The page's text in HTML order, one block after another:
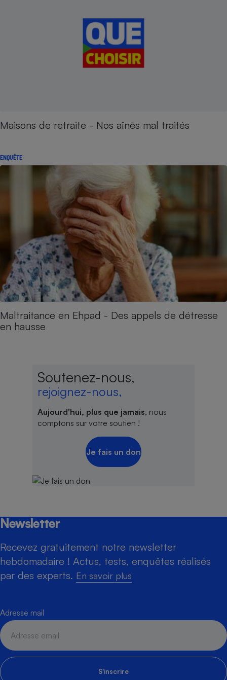
Maisons de retraite - Nos aînés mal traités
ENQUÊTE
Maltraitance en Ehpad - Des appels de détresse
en hausse
Soutenez-nous,
rejoignez-nous,
Aujourd'hui, plus que jamais, nous
comptons sur votre soutien !
Je fais un don
Newsletter
Recevez gratuitement notre newsletter
hebdomadaire ! Actus, tests, enquêtes réalisés
par des experts. En savoir plus
Adresse mail
S'inscrire